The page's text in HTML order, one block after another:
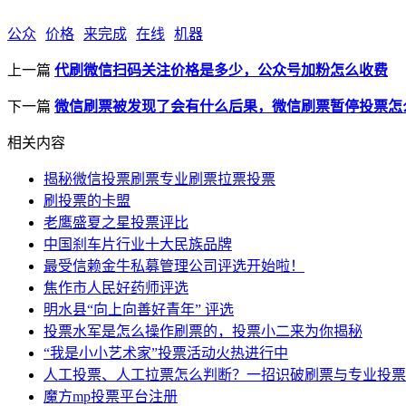
公众 价格 来完成 在线 机器
上一篇 代刷微信扫码关注价格是多少，公众号加粉怎么收费
下一篇 微信刷票被发现了会有什么后果，微信刷票暂停投票怎
相关内容
揭秘微信投票刷票专业刷票拉票投票
刷投票的卡盟
老鹰盛夏之星投票评比
中国刹车片行业十大民族品牌
最受信赖金牛私募管理公司评选开始啦！
焦作市人民好药师评选
明水县“向上向善好青年” 评选
投票水军是怎么操作刷票的，投票小二来为你揭秘
“我是小小艺术家”投票活动火热进行中
人工投票、人工拉票怎么判断？一招识破刷票与专业投
魔方mp投票平台注册